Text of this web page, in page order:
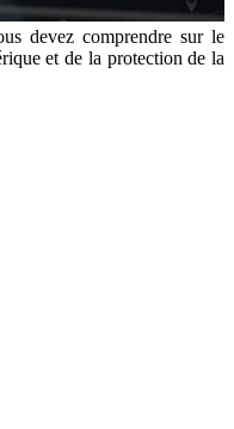
devez comprendre sur le
et de la protection de la